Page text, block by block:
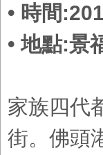
• 時間
• 地點:景
家族四代
街。佛頭